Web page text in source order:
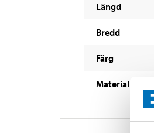
Längd
Bredd
Färg
Material